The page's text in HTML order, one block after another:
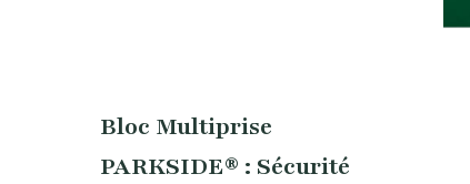
Bloc Multiprise
PARKSIDE® : Sécurité